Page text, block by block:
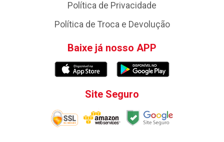
Política de Privacidade
Política de Troca e Devolução
Baixe já nosso APP
Site Seguro